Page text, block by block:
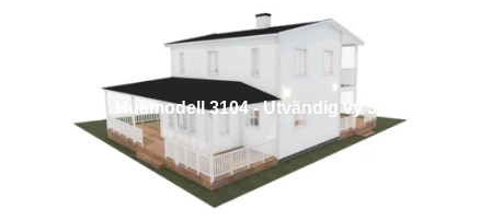
Husmodell 3104 - Utvändig vy 3